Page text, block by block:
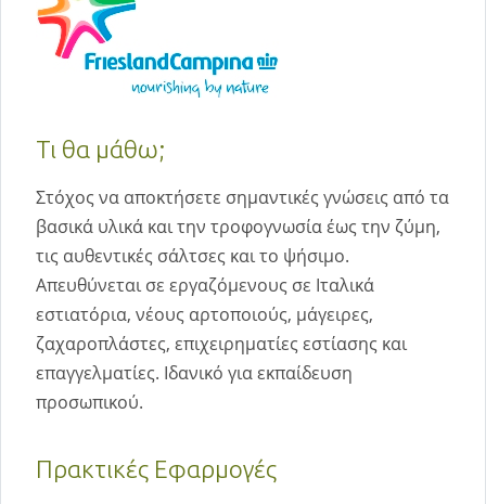
Τι θα μάθω;
Στόχος να αποκτήσετε σημαντικές γνώσεις από τα
βασικά υλικά και την τροφογνωσία έως την ζύμη,
τις αυθεντικές σάλτσες και το ψήσιμο.
Απευθύνεται σε εργαζόμενους σε Ιταλικά
εστιατόρια, νέους αρτοποιούς, μάγειρες,
ζαχαροπλάστες, επιχειρηματίες εστίασης και
επαγγελματίες. Ιδανικό για εκπαίδευση
προσωπικού.
Πρακτικές Εφαρμογές